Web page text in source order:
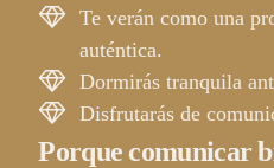
Te verán como una
auténtica.
Dormirás tranquila
Disfrutarás de
Porque comunicar